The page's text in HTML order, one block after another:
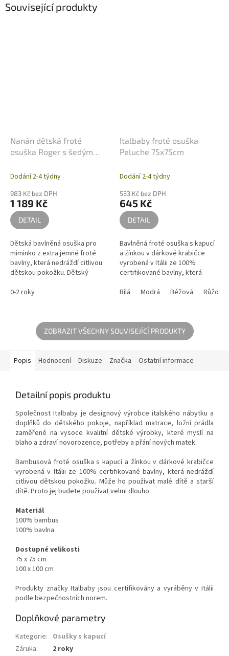
Související produkty
Nanán dětská froté
osuška Roger s šedým
Dodání 2-4 týdny
983 Kč bez DPH
1 189 Kč
DETAIL
Dětská bavlněná osuška pro
miminko z extra jemné froté
bavlny, která nedráždí citlivou
dětskou pokožku. Dětský
kapuci ozdobený šedými
0-2 roky
Italbaby froté osuška
Peluche 75x75cm
Dodání 2-4 týdny
533 Kč bez DPH
645 Kč
DETAIL
Bavlněná froté osuška s kapucí
a žínkou v dárkové krabičce
vyrobená v Itálii ze 100%
certifikované bavlny, která
pokožku. Může ho používat
Bílá Modrá Béžová Růžová
ZOBRAZIT VŠECHNY SOUVISEJÍCÍ PRODUKTY
Popis Hodnocení Diskuze Značka Ostatní informace
Detailní popis produktu
Společnost Italbaby je designový výrobce italského nábytku a
doplňků do dětského pokoje, například matrace, ložní prádla
zaměřené na vysoce kvalitní dětské výrobky, které myslí na
blaho a zdraví novorozence, potřeby a přání nových matek.
Bambusová froté osuška s kapucí a žínkou v dárkové krabičce
vyrobená v Itálii ze 100% certifikované bavlny, která nedráždí
citlivou dětskou pokožku. Může ho používat malé dítě a starší
dítě. Proto jej budete používat velmi dlouho.
Materiál
100% bambus
100% bavlna
Dostupné velikosti
75 x 75 cm
100 x 100 cm
Produkty značky Italbaby jsou certifikovány a vyráběny v Itálii
podle bezpečnostních norem.
Doplňkové parametry
Kategorie: Osušky s kapucí
Záruka:
2 roky